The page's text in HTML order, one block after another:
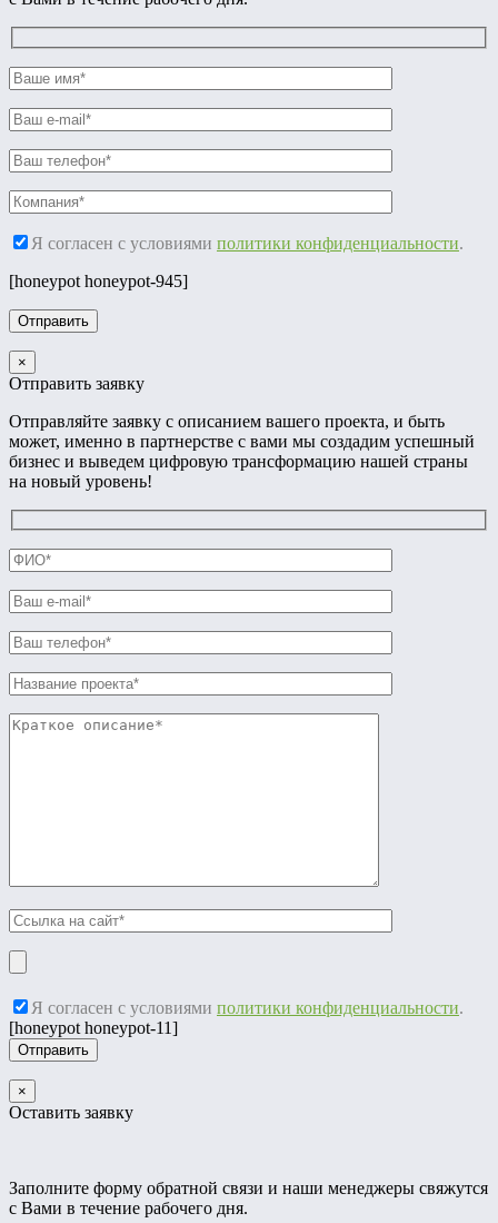
Я согласен с условиями политики конфиденциальности.
[honeypot honeypot-945]
×
Отправить заявку
Отправляйте заявку с описанием вашего проекта, и быть
может, именно в партнерстве с вами мы создадим успешный
бизнес и выведем цифровую трансформацию нашей страны
на новый уровень!
Я согласен с условиями политики конфиденциальности.
[honeypot honeypot-11]
×
Оставить заявку
Заполните форму обратной связи и наши менеджеры свяжутся
с Вами в течение рабочего дня.